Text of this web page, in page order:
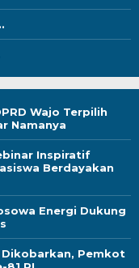
Wajo Terpilih
Namanya
Inspiratif
Berdayakan
Energi Dukung
Dikobarkan, Pemkot